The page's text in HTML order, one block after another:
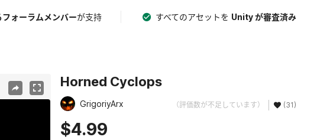
ォーラムメンバーが支持 すべてのアセットを Unity が審査済み
Horned Cyclops
GrigoriyArx （評価数が不足しています） (31)
$4.99